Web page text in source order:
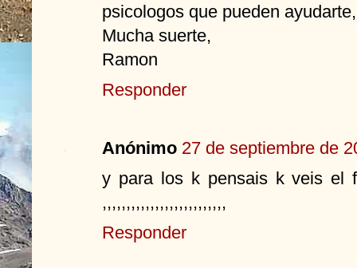
psicologos que pueden ayudarte,
Mucha suerte,
Ramon
Responder
Anónimo 27 de septiembre de
y para los k pensais k veis el
,,,,,,,,,,,,,,,,,,,,,,,,,,
Responder